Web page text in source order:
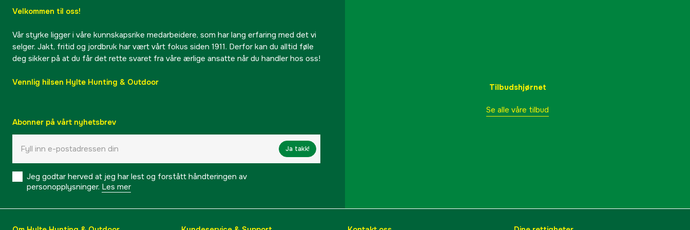
Velkommen til oss!
Vår styrke ligger i våre kunnskapsrike medarbeidere, som har lang erfaring med det vi
selger. Jakt, fritid og jordbruk har vært vårt fokus siden 1911. Derfor kan du alltid føle
deg sikker på at du får det rette svaret fra våre ærlige ansatte når du handler hos oss!
Vennlig hilsen Hylte Hunting & Outdoor
Abonner på vårt nyhetsbrev
Ja takk!
Jeg godtar herved at jeg har lest og forstått håndteringen av
personopplysninger. Les mer
Tilbudshjørnet
Se alle våre tilbud